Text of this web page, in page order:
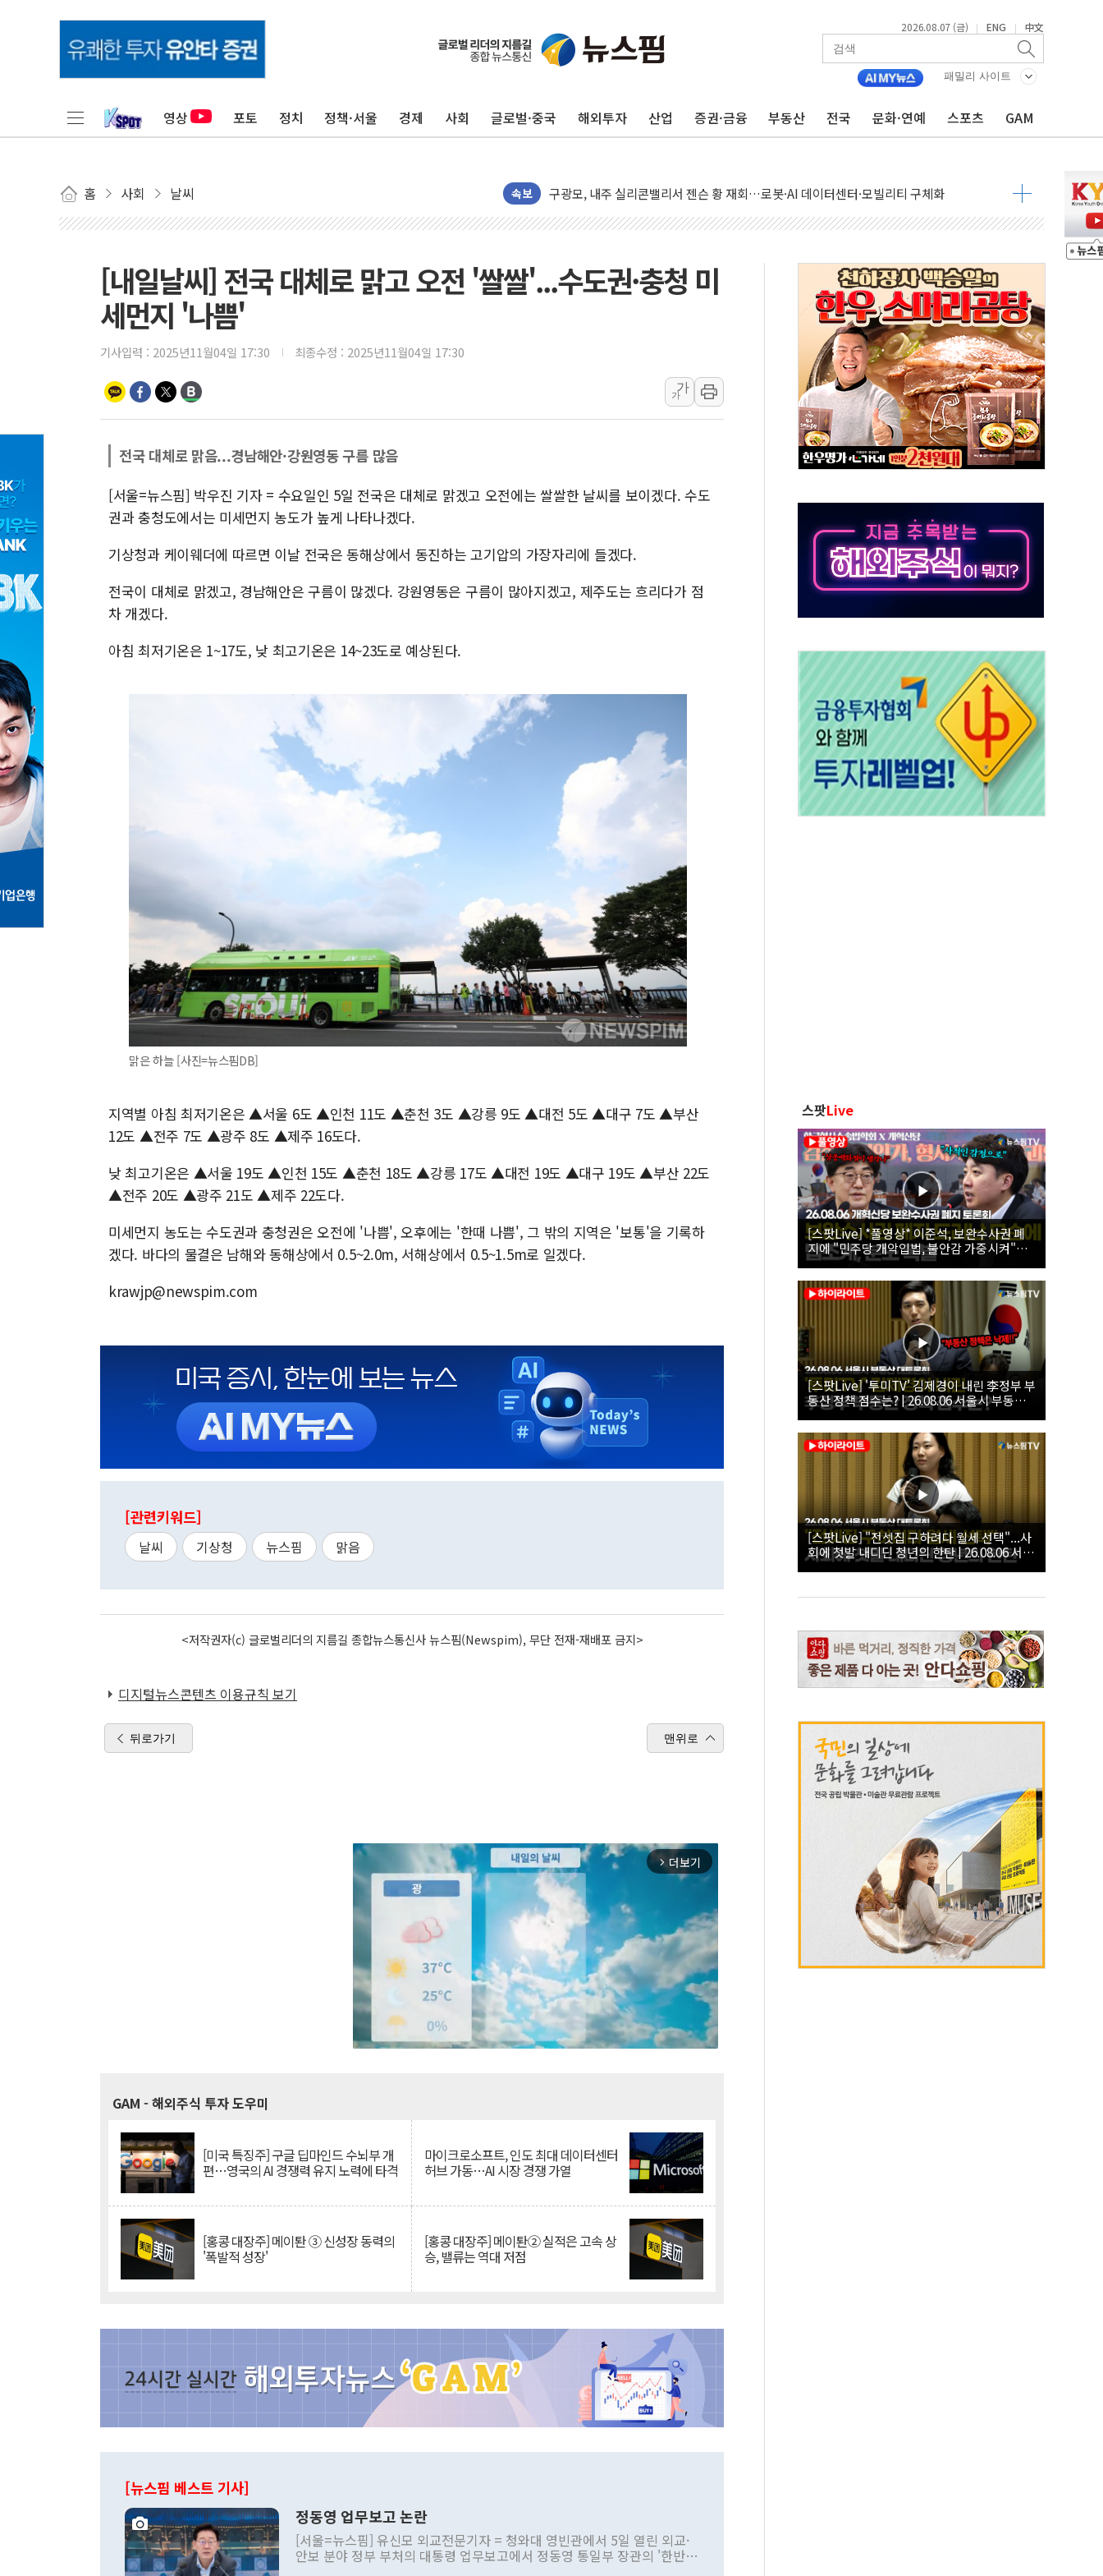
2026.08.07 (금) | ENG | 中文
패밀리 사이트
영상 포토 정치 정책·서울 경제 사회 글로벌·중국 해외투자 산업 증권·금융 부동산 전국 문화·연예 스포츠 GAM
홈 사회 날씨 속보
유럽증시, 견조한 실적 소화하며 대부분 상승… "2분기 기업 순이익 21% 증가" 전망
리투아니아 국방 "러, 우크라 드론으로 나토 회원국 공격 검토… 거짓 깃발 작전"
뉴욕증시 개장 전 특징주...모더나·아이온큐·도어대시↑ VS 샌디스크·피그마·앱러빈↓
김정관 장관 "영업이익 N% 성과급 반대…상법·자본시장법 개정 논의"
청와대, 북한 단거리 탄도미사일 발사에 긴급 안보 점검회의
금값 7주 만에 최고…美 고용 둔화·호르무즈 재개방 기대에 강세
[인도증시] 중동 긴장 완화에 실적 호조까지, 상승...호실적 보고 기업 상승세 뚜렷
러, 1인칭시점 드론으로 우크라 민간인 '사파리' 공격… 시민들 공포감 극대화 전략
[베트남 증시] 지수 하락 속 'DGC' 임시 주총 기대감에 홀로 상한가…마진 잔액은 사상 최고
'월가의 황제' 다이먼 "금융시장 레버리지 위험수위…숨은 차입이 더 큰 변수"
양주 섬유염색공장서 화재 1명 중상…대응 1단계 진압 중
김정관 산업부 장관 "주 52시간 손봐야, 경쟁상대 中과 비교해야"
해군 1함대 창설 80주년…지역과 함께하는 '선봉'의 대민 봉사
[3보] 북, 원산서 동해로 단거리 탄도미사일 1발 발사… 올해 10번째·42일 만 도발
주한미군 "오산기지 누출, 백린 아닌 무해한 표면 부식 물질"
구미 폐염산처리업체서 불 2시간30여분만에 진화...외국인 노동자 숨져
[내일날씨] 전국 대체로 맑고 오전 '쌀쌀'...수도권·충청 미
세먼지 '나쁨'
기사입력 : 2025년11월04일 17:30 최종수정 : 2025년11월04일 17:30
가
가
전국 대체로 맑음...경남해안·강원영동 구름 많음
[서울=뉴스핌] 박우진 기자 = 수요일인 5일 전국은 대체로 맑겠고 오전에는 쌀쌀한 날씨를 보이겠다. 수도
권과 충청도에서는 미세먼지 농도가 높게 나타나겠다.
기상청과 케이웨더에 따르면 이날 전국은 동해상에서 동진하는 고기압의 가장자리에 들겠다.
전국이 대체로 맑겠고, 경남해안은 구름이 많겠다. 강원영동은 구름이 많아지겠고, 제주도는 흐리다가 점
차 개겠다.
아침 최저기온은 1~17도, 낮 최고기온은 14~23도로 예상된다.
맑은 하늘 [사진=뉴스핌DB]
지역별 아침 최저기온은 ▲서울 6도 ▲인천 11도 ▲춘천 3도 ▲강릉 9도 ▲대전 5도 ▲대구 7도 ▲부산
12도 ▲전주 7도 ▲광주 8도 ▲제주 16도다.
낮 최고기온은 ▲서울 19도 ▲인천 15도 ▲춘천 18도 ▲강릉 17도 ▲대전 19도 ▲대구 19도 ▲부산 22도
▲전주 20도 ▲광주 21도 ▲제주 22도다.
미세먼지 농도는 수도권과 충청권은 오전에 '나쁨', 오후에는 '한때 나쁨', 그 밖의 지역은 '보통'을 기록하
겠다. 바다의 물결은 남해와 동해상에서 0.5~2.0m, 서해상에서 0.5~1.5m로 일겠다.
krawjp@newspim.com
[관련키워드]
날씨 기상청 뉴스핌 맑음
<저작권자(c) 글로벌리더의 지름길 종합뉴스통신사 뉴스핌(Newspim), 무단 전재-재배포 금지>
디지털뉴스콘텐츠 이용규칙 보기
뒤로가기 맨위로
arrow_forward_ios 더보기
GAM - 해외주식 투자 도우미
[미국 특징주] 구글 딥마인드 수뇌부 개
편…영국의 AI 경쟁력 유지 노력에 타격
마이크로소프트, 인도 최대 데이터센터
허브 가동…AI 시장 경쟁 가열
[홍콩 대장주] 메이퇀 ③ 신성장 동력의
'폭발적 성장'
[홍콩 대장주] 메이퇀② 실적은 고속 상
승, 밸류는 역대 저점
[뉴스핌 베스트 기사]
정동영 업무보고 논란
[서울=뉴스핌] 유신모 외교전문기자 = 청와대 영빈관에서 5일 열린 외교·
안보 분야 정부 부처의 대통령 업무보고에서 정동영 통일부 장관의 '한반도
스팟Live
[스팟Live] *풀영상* 이준석, 보완수사권 폐
지에 "민주당 개악입법, 불안감 가중시켜"｜
26.08.06 개혁신당 보완수사권 폐지 토론회
[스팟Live] '투미TV' 김제경이 내린 李정부 부
동산 정책 점수는? | 26.08.06 서울시 부동산
대토론회
[스팟Live] "전셋집 구하려다 월세 선택"...사
회에 첫발 내디딘 청년의 한탄 | 26.08.06 서울
시 부동산 대토론회